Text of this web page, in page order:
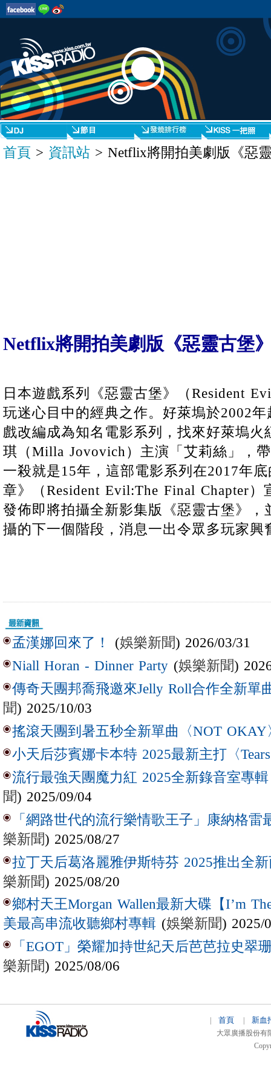
首頁 > 資訊站 > Netflix將開拍美劇版《惡
Netflix將開拍美劇版《惡靈古堡
日本遊戲系列《惡靈古堡》（Resident
玩迷心目中的經典之作。好萊塢於2002
戲改編成為知名電影系列，找來好萊塢
琪（Milla Jovovich）主演「艾莉絲」，
一殺就是15年，這部電影系列在2017年
章》（Resident Evil:The Final Chapter
發佈即將拍攝全新影集版《惡靈古堡》，
攝的下一個階段，消息一出令眾多玩家興
孟漢娜回來了！ (娛樂新聞) 2026/03/31
Niall Horan - Dinner Party (娛樂新聞)
傳奇天團邦喬飛邀來Jelly Roll合作全新單
聞) 2025/10/03
搖滾天團到暑五秒全新單曲〈NOT OKAY
小天后莎賓娜卡本特 2025最新主打〈
流行最強天團魔力紅 2025全新錄音室專
聞) 2025/09/04
「網路世代的流行樂情歌王子」康納格雷
樂新聞) 2025/08/27
拉丁天后葛洛麗雅伊斯特芬 2025推出全新
樂新聞) 2025/08/20
鄉村天王Morgan Wallen最新大碟【I’m
美最高串流收聽鄉村專輯 (娛樂新聞) 2025/
「EGOT」榮耀加持世紀天后芭芭拉史翠
樂新聞) 2025/08/06
首頁 新血
大眾廣播股份有